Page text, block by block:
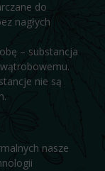
do
nagłych
– substancja
nie są
nasze